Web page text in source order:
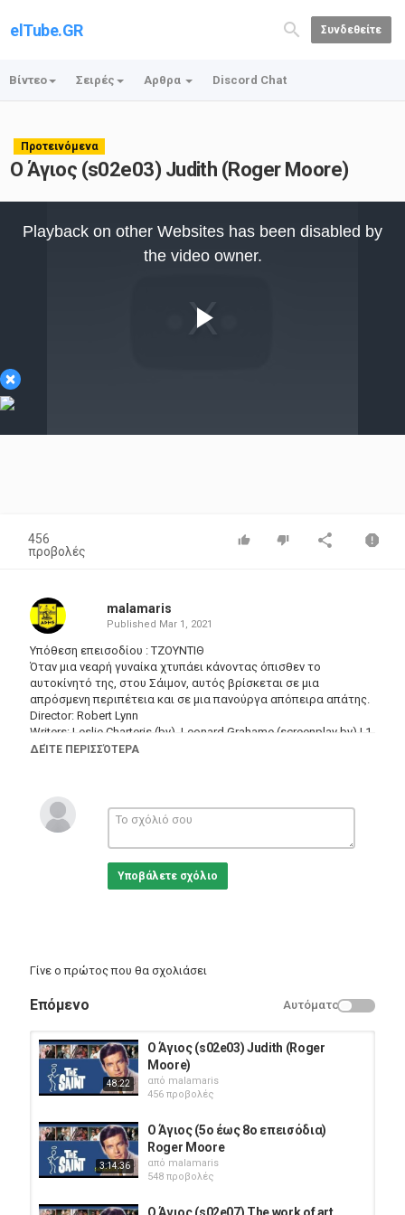
elTube.GR Συνδεθείτε
Βίντεο Σειρές Αρθρα Discord Chat
Προτεινόμενα
Ο Άγιος (s02e03) Judith (Roger Moore)
×
Video
Playback on other Websites has been disabled by
the video owner.
456
προβολές
malamaris
Published Mar 1, 2021
Υπόθεση επεισοδίου : ΤΖΟΥΝΤΙΘ
Όταν μια νεαρή γυναίκα χτυπάει κάνοντας όπισθεν το
αυτοκίνητό της, στου Σάιμον, αυτός βρίσκεται σε μια
απρόσμενη περιπέτεια και σε μια πανούργα απόπειρα απάτης.
Director: Robert Lynn
Writers: Leslie Charteris (by), Leonard Grahame (screenplay by) | 1
more credit »
Κατηγορίες
Eng Films
ΔΕΊΤΕ ΠΕΡΙΣΣΌΤΕΡΑ
Υποβάλετε σχόλιο
Γίνε ο πρώτος που θα σχολιάσει
Επόμενο Αυτόματο
48:22
Ο Άγιος (s02e03) Judith (Roger
Moore)
από malamaris
456 προβολές
3:14:36
Ο Άγιος (5ο έως 8ο επεισόδια)
Roger Moore
από malamaris
548 προβολές
Ο Άγιος (s02e07) The work of art